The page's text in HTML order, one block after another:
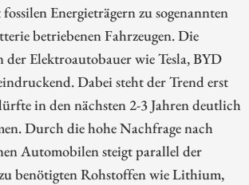
Energieträgern zu sogenannten
betriebenen Fahrzeugen. Die
der Elektroautobauer wie Tesla, BYD
Dabei steht der Trend erst
in den nächsten 2-3 Jahren deutlich
Durch die hohe Nachfrage nach
Automobilen steigt parallel der
benötigten Rohstoffen wie Lithium,